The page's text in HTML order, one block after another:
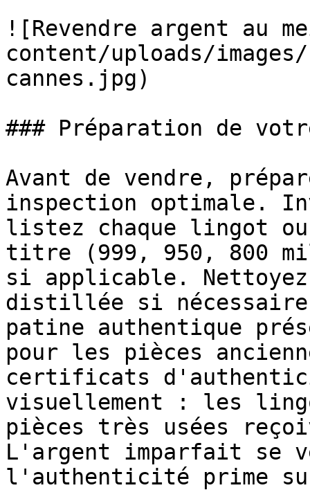
![Revendre argent au
content/uploads/
cannes.jpg)
### Préparation de
Avant de vendre,
inspection optimale.
listez chaque lingot
titre (999, 950, 800
si applicable. Nettoyez
distillée si
patine authentique
pour les pièces
certificats
visuellement : les
pièces très usées
L'argent imparfait se
l'authenticité prime